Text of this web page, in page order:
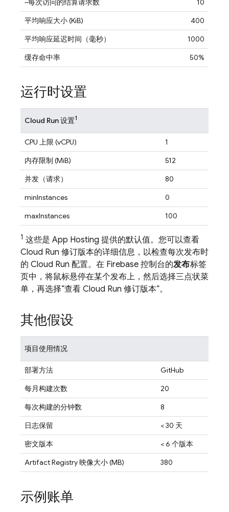
~每次访问的结算请求数
10
平均响应大小 (KiB)
400
平均响应延迟时间（毫秒）
1000
缓存命中率
50%
运行时设置
Cloud Run设置1
CPU 上限 (vCPU)
1
内存限制 (MiB)
512
并发（请求）
80
minInstances
0
maxInstances
100
1 这些是 App Hosting 提供的默认值。您可以查看
Cloud Run 修订版本的详细信息，以检查每次发布时
的 Cloud Run 配置。在 Firebase 控制台的发布标签
页中，将鼠标悬停在某个发布上，然后选择三点状菜
单，再选择“查看 Cloud Run 修订版本”。
其他假设
项目使用情况
部署方法
GitHub
每月构建次数
20
每次构建的分钟数
8
日志保留
< 30 天
密文版本
< 6 个版本
Artifact Registry 映像大小 (MB)
380
示例账单